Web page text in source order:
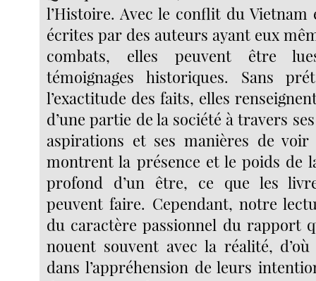
l’Histoire. Avec le conflit du
écrites par des auteurs ayant eux
combats, elles peuvent être
témoignages historiques. Sans
l’exactitude des faits, elles
d’une partie de la société à travers
aspirations et ses manières de
montrent la présence et le poids de
profond d’un être, ce que les
peuvent faire. Cependant, notre
du caractère passionnel du rapport
nouent souvent avec la réalité,
dans l’appréhension de leurs